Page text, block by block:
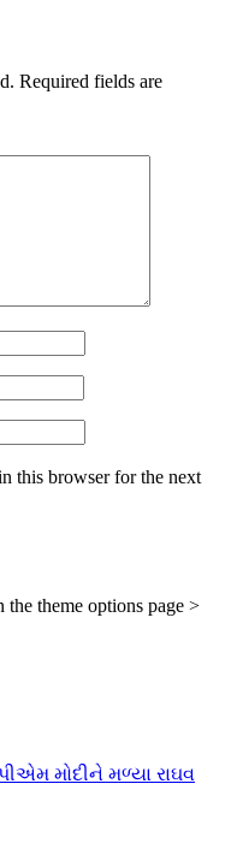
Required fields are
this browser for the next
theme options page >
મોદીને મળ્યા રાઘવ